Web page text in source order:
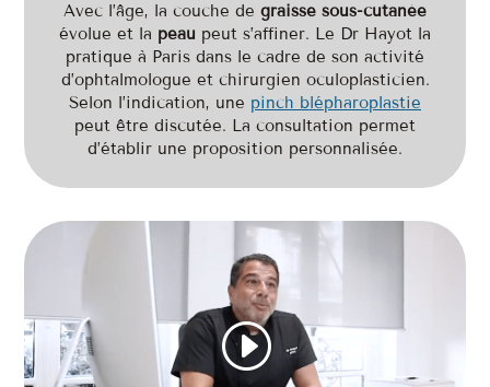
Avec l’âge, la couche de graisse sous-cutanée
évolue et la peau peut s’affiner. Le Dr Hayot la
pratique à Paris dans le cadre de son activité
d’ophtalmologue et chirurgien oculoplasticien.
Selon l’indication, une pinch blépharoplastie
peut être discutée. La consultation permet
d’établir une proposition personnalisée.